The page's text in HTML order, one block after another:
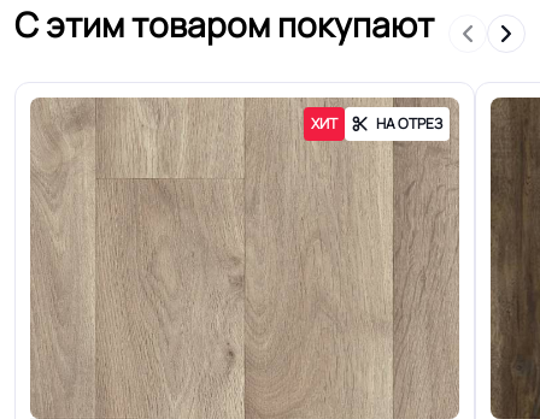
Вспененная основа
Ширина 2.0-2.5-3.0-3.5-4.0 м
Толщина 2.8 мм
Область применения
Для пола, Для дома, Для спальни,
Для модульных зданий, Для
квартиры, Для строителей, Для
магазинов, Для жилых зон, Для
оптовых продаж на объекты
С этим товаром покупают
ХИТ НА ОТРЕЗ